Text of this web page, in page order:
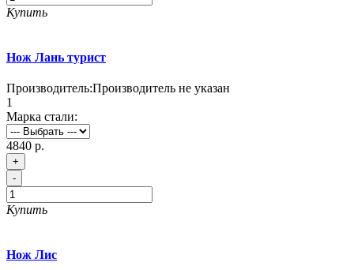
Купить
Нож Лань турист
Производитель:Производитель не указан
1
Марка стали:
4840 р.
+
-
Купить
Нож Лис